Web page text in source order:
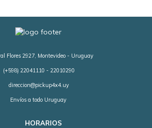
Flores 2927, Montevideo - Uruguay
(+598) 22041110 - 22010290
direccion@pickup4x4.uy
Envíos a todo Uruguay
HORARIOS